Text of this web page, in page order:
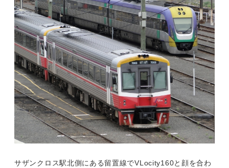
サザンクロス駅北側にある留置線でVLocity160と顔を合わ